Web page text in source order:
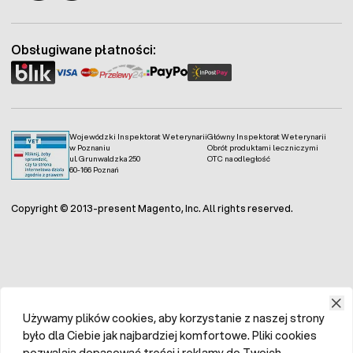
Wojewódzki Inspektorat Weterynarii
w Poznaniu
ul. Grunwaldzka 250
60-166 Poznań
Główny Inspektorat Weterynarii
Obrót produktami leczniczymi
OTC na odległość
Obsługiwane płatności:
Copyright © 2013-present Magento, Inc. All rights reserved.
Używamy plików cookies, aby korzystanie z naszej strony
było dla Ciebie jak najbardziej komfortowe. Pliki cookies